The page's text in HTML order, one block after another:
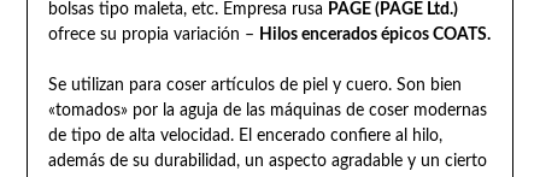
bolsas tipo maleta, etc. Empresa rusa PAGE (PAGE Ltd.)
ofrece su propia variación – Hilos encerados épicos COATS.
Se utilizan para coser artículos de piel y cuero. Son bien
«tomados» por la aguja de las máquinas de coser modernas
de tipo de alta velocidad. El encerado confiere al hilo,
además de su durabilidad, un aspecto agradable y un cierto